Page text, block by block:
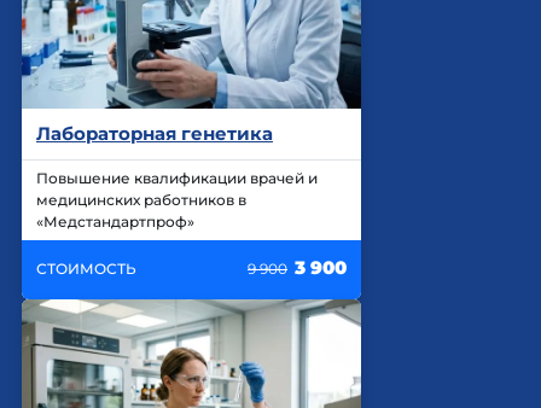
Лабораторная генетика
Повышение квалификации врачей и
медицинских работников в
«Медстандартпроф»
СТОИМОСТЬ 9 900 3 900